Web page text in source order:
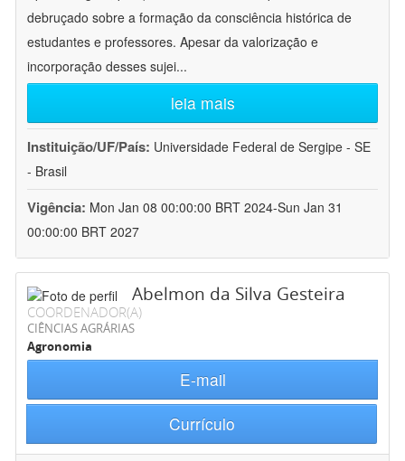
debruçado sobre a formação da consciência histórica de
estudantes e professores. Apesar da valorização e
incorporação desses sujei...
leia mais
Instituição/UF/País: Universidade Federal de Sergipe - SE
- Brasil
Vigência: Mon Jan 08 00:00:00 BRT 2024-Sun Jan 31
00:00:00 BRT 2027
Abelmon da Silva Gesteira
COORDENADOR(A)
CIÊNCIAS AGRÁRIAS
Agronomia
E-mail
Currículo